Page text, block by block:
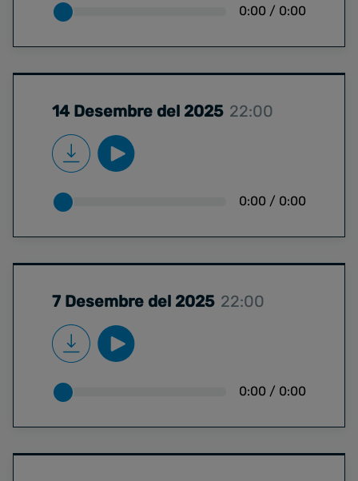
0:00 / 0:00
14 Desembre del 2025 22:00
0:00 / 0:00
7 Desembre del 2025 22:00
0:00 / 0:00